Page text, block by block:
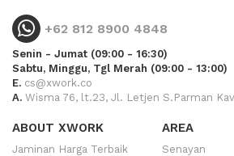
+62 812 8900 4848
Senin - Jumat (09:00 - 16:30)
Sabtu, Minggu, Tgl Merah (09:00 - 13:00)
E. cs@xwork.co
A. Wisma 76, lt.23, Jl. Letjen S.Parman
ABOUT XWORK
Jaminan Harga Terbaik
AREA
Senayan